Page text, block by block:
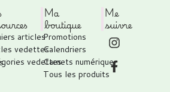
articles
vedettes
vedettes
Ma
boutique
Promotions
Calendriers
Carnets numérique
Tous les produits
Me
suivre